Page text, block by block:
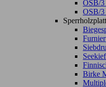
OSB/3
OSB/
Birke